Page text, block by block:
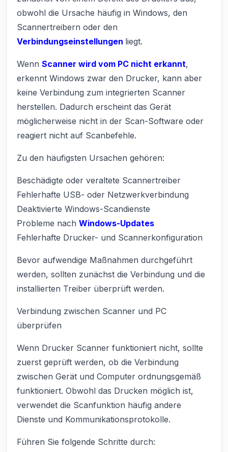
obwohl die Ursache häufig in Windows, den
Scannertreibern oder den
Verbindungseinstellungen liegt.
Wenn Scanner wird vom PC nicht erkannt,
erkennt Windows zwar den Drucker, kann aber
keine Verbindung zum integrierten Scanner
herstellen. Dadurch erscheint das Gerät
möglicherweise nicht in der Scan-Software oder
reagiert nicht auf Scanbefehle.
Zu den häufigsten Ursachen gehören:
Beschädigte oder veraltete Scannertreiber
Fehlerhafte USB- oder Netzwerkverbindung
Deaktivierte Windows-Scandienste
Probleme nach Windows-Updates
Fehlerhafte Drucker- und Scannerkonfiguration
Bevor aufwendige Maßnahmen durchgeführt
werden, sollten zunächst die Verbindung und die
installierten Treiber überprüft werden.
Verbindung zwischen Scanner und PC
überprüfen
Wenn Drucker Scanner funktioniert nicht, sollte
zuerst geprüft werden, ob die Verbindung
zwischen Gerät und Computer ordnungsgemäß
funktioniert. Obwohl das Drucken möglich ist,
verwendet die Scanfunktion häufig andere
Dienste und Kommunikationsprotokolle.
Führen Sie folgende Schritte durch: